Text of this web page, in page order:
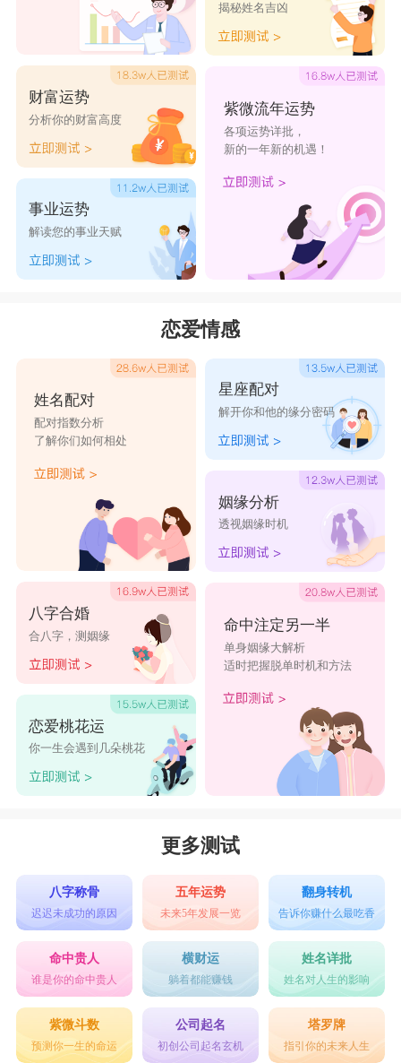
财富运势
分析你的财富高度
事业运势
解读您的事业天赋
揭秘姓名吉凶
紫微流年运势
各项运势详批，
新的一年新的机遇！
恋爱情感
姓名配对
配对指数分析
了解你们如何相处
八字合婚
合八字，测姻缘
恋爱桃花运
你一生会遇到几朵桃花
星座配对
解开你和他的缘分密码
姻缘分析
透视姻缘时机
命中注定另一半
单身姻缘大解析
适时把握脱单时机和方法
更多测试
八字称骨
迟迟未成功的原因
五年运势
未来5年发展一览
翻身转机
告诉你赚什么最吃香
命中贵人
谁是你的命中贵人
横财运
躺着都能赚钱
姓名详批
姓名对人生的影响
紫微斗数
预测你一生的命运
公司起名
初创公司起名玄机
塔罗牌
指引你的未来人生